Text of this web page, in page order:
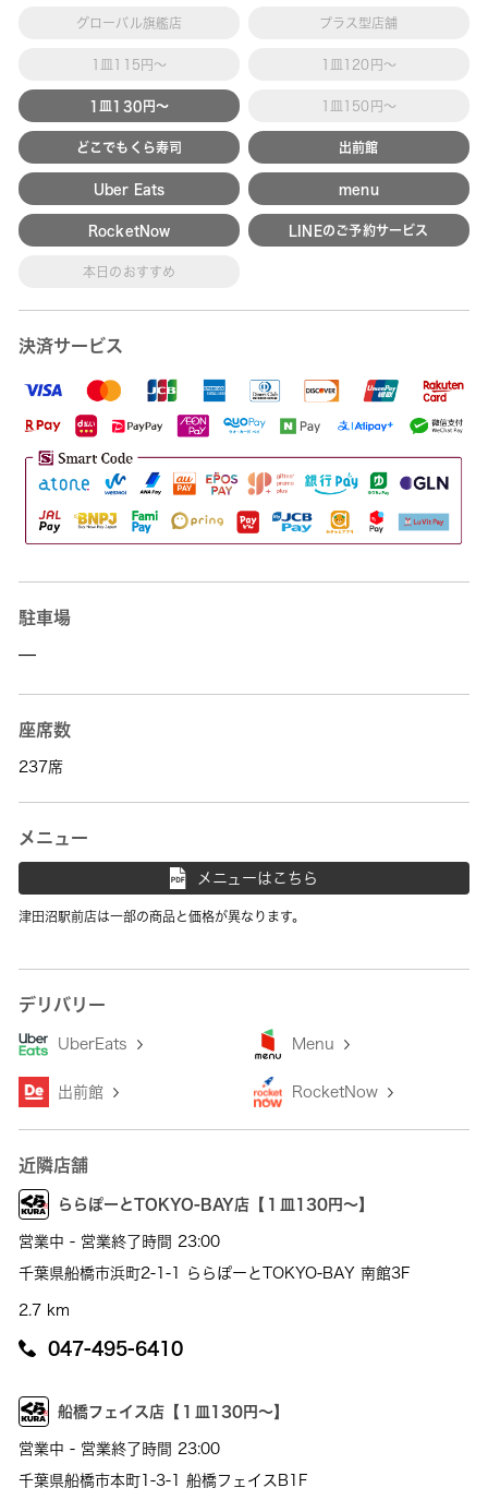
グローバル旗艦店 プラス型店舗
1皿115円～ 1皿120円～
1皿130円～ 1皿150円～
どこでもくら寿司 出前館
Uber Eats menu
RocketNow LINEのご予約サービス
本日のおすすめ
決済サービス
駐車場
—
座席数
237席
メニュー
メニューはこちら
津田沼駅前店は一部の商品と価格が異なります。
デリバリー
UberEats Menu
出前館 RocketNow
近隣店舗
ららぽーとTOKYO-BAY店【１皿130円～】
営業中 - 営業終了時間 23:00
千葉県船橋市浜町2-1-1 ららぽーとTOKYO-BAY 南館3F
2.7 km
047-495-6410
船橋フェイス店【１皿130円～】
営業中 - 営業終了時間 23:00
千葉県船橋市本町1-3-1 船橋フェイスB1F